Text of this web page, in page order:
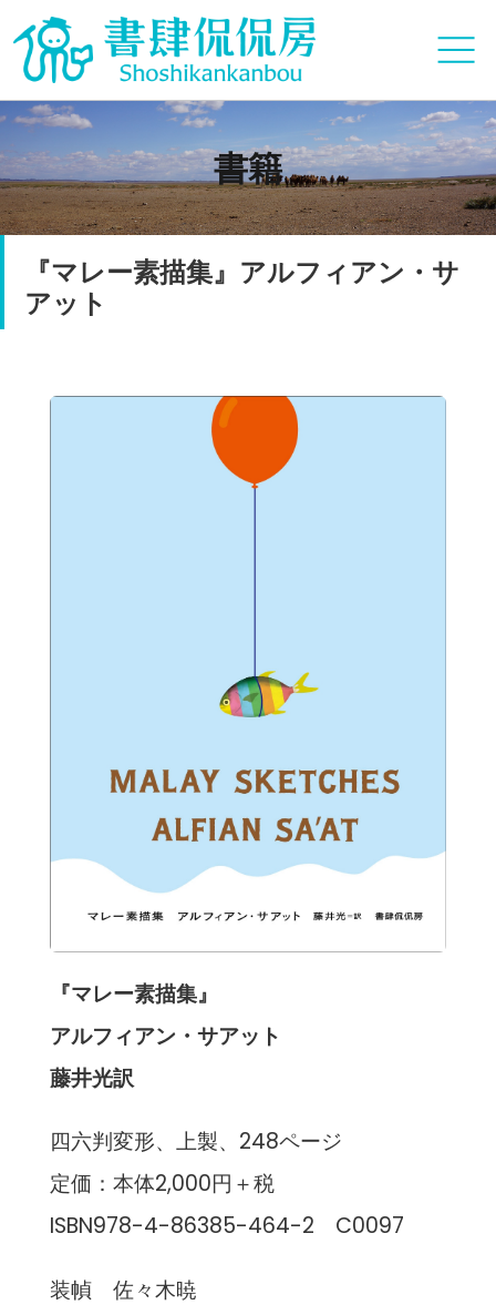
書籍
『マレー素描集』アルフィアン・サ
アット
『マレー素描集』
アルフィアン・サアット
藤井光訳
四六判変形、上製、248ページ
定価：本体2,000円＋税
ISBN978-4-86385-464-2 C0097
装幀 佐々木暁